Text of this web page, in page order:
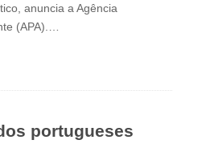
anuncia a Agência
(APA).…
portugueses